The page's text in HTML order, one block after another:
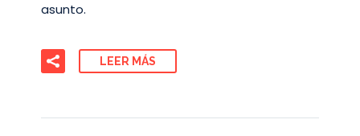
asunto.
LEER MÁS